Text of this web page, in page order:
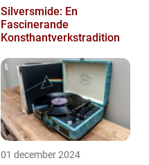
Silversmide: En
Fascinerande
Konsthantverkstradition
01 december 2024